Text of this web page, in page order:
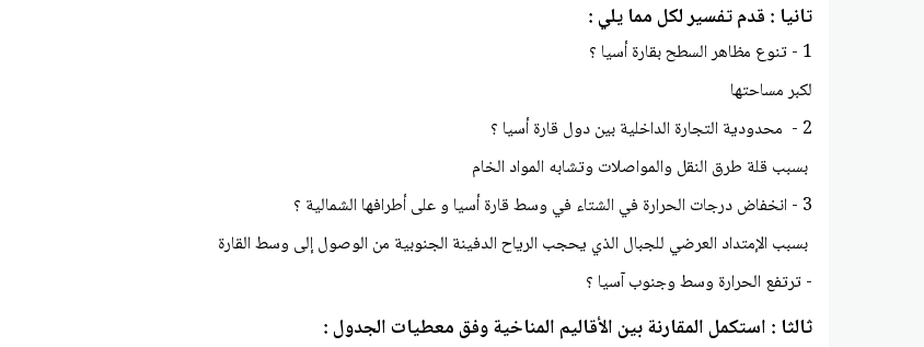
تانيا : قدم تفسير لكل مما يلي :
1 - تنوع مظاهر السطح بقارة أسيا ؟
لكبر مساحتها
2 - محدودية التجارة الداخلية بين دول قارة أسيا ؟
بسبب قلة طرق النقل والمواصلات وتشابه المواد الخام
3 - انخفاض درجات الحرارة في الشتاء في وسط قارة أسيا و على أطرافها الشمالية ؟
بسبب الإمتداد العرضي للجبال الذي يحجب الرياح الدفينة الجنوبية من الوصول إلى وسط القارة
- ترتفع الحرارة وسط وجنوب آسيا ؟
ثالثا : استكمل المقارنة بين الأقاليم المناخية وفق معطيات الجدول :